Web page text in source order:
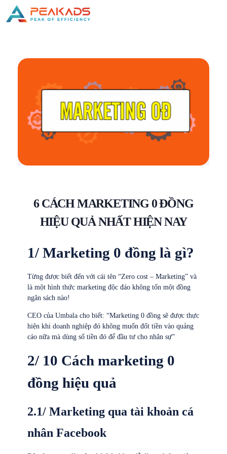
6 CÁCH MARKETING 0 ĐỒNG
HIỆU QUẢ NHẤT HIỆN NAY
1/ Marketing 0 đồng là gì?
Từng được biết đến với cái tên “Zero cost – Marketing” và
là một hình thức marketing độc đáo không tốn một đồng
ngân sách nào!
CEO của Umbala cho biết: “Marketing 0 đồng sẽ được thực
hiện khi doanh nghiệp đó không muốn đốt tiền vào quảng
cáo nữa mà dùng số tiền đó để đầu tư cho nhân sự”
2/ 10 Cách marketing 0
đồng hiệu quả
2.1/ Marketing qua tài khoản cá
nhân Facebook